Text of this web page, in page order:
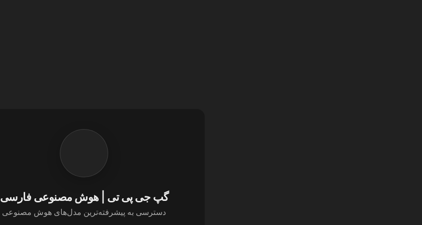
گپ جی پی تی | هوش مصنوعی فارسی
دسترسی به پیشرفته‌ترین مدل‌های هوش مصنوعی